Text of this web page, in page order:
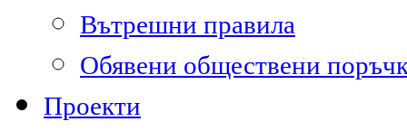
Вътрешни правила
Обявени обществени
Проекти